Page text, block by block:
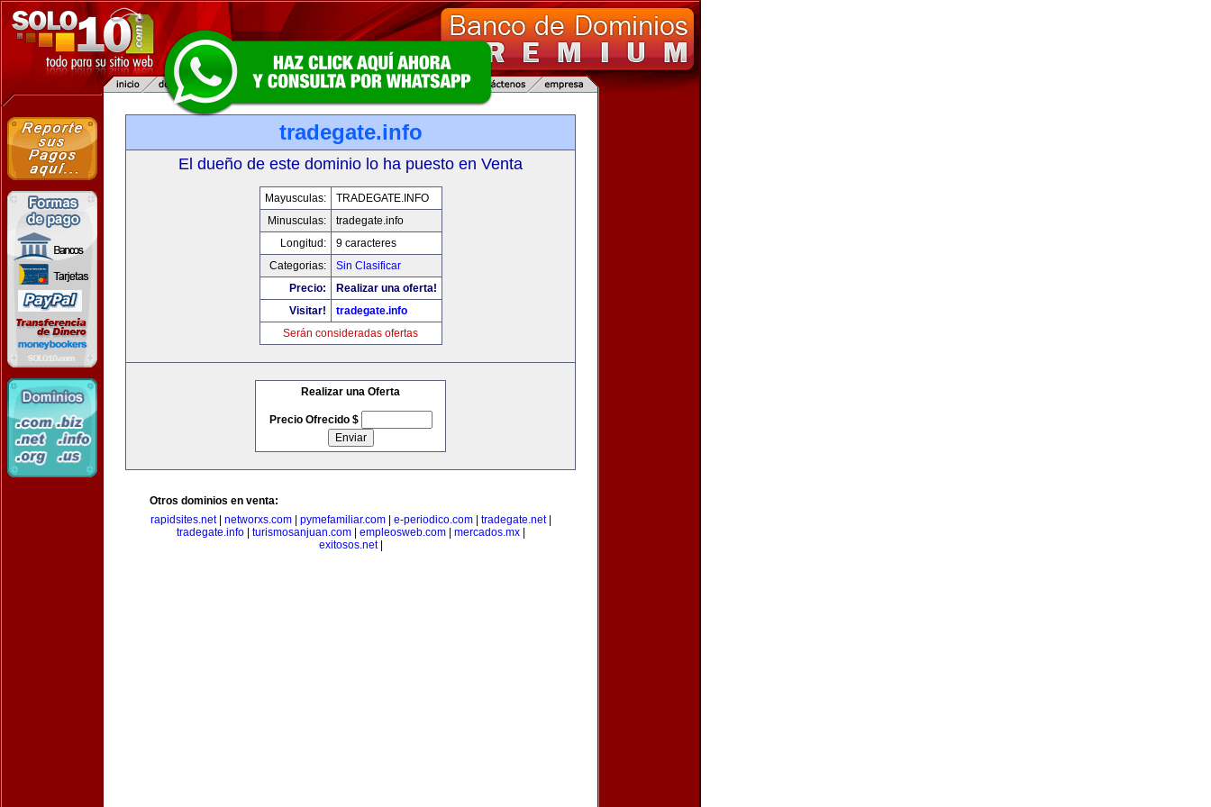
tradegate.info
El dueño de este dominio lo ha puesto en Venta
Mayusculas:
TRADEGATE.INFO
Minusculas:
tradegate.info
Longitud:
9 caracteres
Categorias:
Sin Clasificar
Precio:
Realizar una oferta!
Visitar!
tradegate.info
Serán consideradas ofertas
Realizar una Oferta
Precio Ofrecido $
Otros dominios en venta:
rapidsites.net| networxs.com| pymefamiliar.com| e-periodico.com| tradegate.net|
tradegate.info| turismosanjuan.com| empleosweb.com| mercados.mx|
exitosos.net|